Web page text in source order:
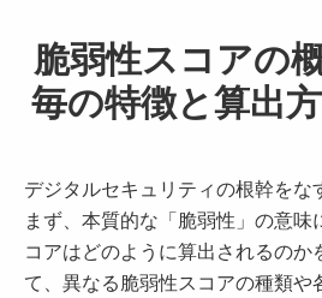
脆弱性スコアの
毎の特徴と算出
デジタルセキュリティの根幹をな
まず、本質的な「脆弱性」の意味
コアはどのように算出されるのか
て、異なる脆弱性スコアの種類や